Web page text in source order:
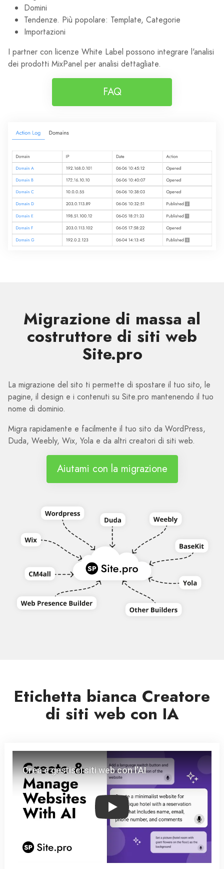
Domini
Tendenze. Più popolare: Template, Categorie
Importazioni
I partner con licenze White Label possono integrare l'analisi
dei prodotti MixPanel per analisi dettagliate.
FAQ
Migrazione di massa al
costruttore di siti web
Site.pro
La migrazione del sito ti permette di spostare il tuo sito, le
pagine, il design e i contenuti su Site.pro mantenendo il tuo
nome di dominio.
Migra rapidamente e facilmente il tuo sito da WordPress,
Duda, Weebly, Wix, Yola e da altri creatori di siti web.
Aiutami con la migrazione
Etichetta bianca Creatore
di siti web con IA
Play